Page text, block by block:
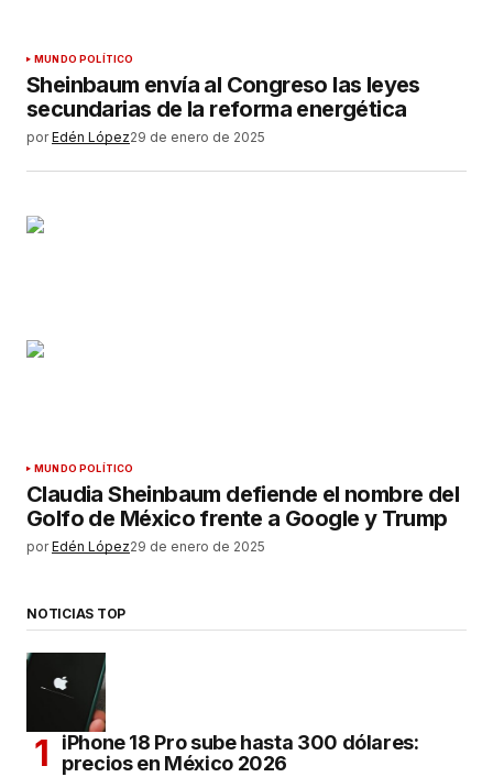
MUNDO POLÍTICO
Sheinbaum envía al Congreso las leyes
secundarias de la reforma energética
por Edén López29 de enero de 2025
MUNDO POLÍTICO
Claudia Sheinbaum defiende el nombre del
Golfo de México frente a Google y Trump
por Edén López29 de enero de 2025
NOTICIAS TOP
iPhone 18 Pro sube hasta 300 dólares:
precios en México 2026